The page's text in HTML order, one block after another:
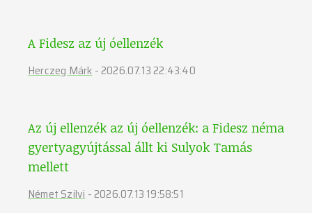
A Fidesz az új óellenzék
Herczeg Márk- 2026.07.13 22:43:40
Az új ellenzék az új óellenzék: a Fidesz néma
gyertyagyújtással állt ki Sulyok Tamás
mellett
Német Szilvi- 2026.07.13 19:58:51